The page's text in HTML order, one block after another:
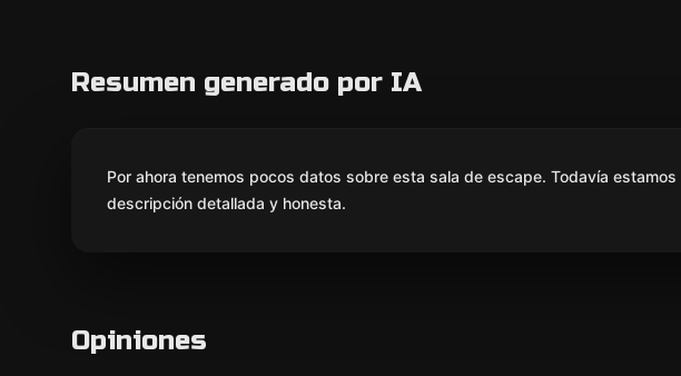
Resumen generado por IA
Por ahora tenemos pocos datos sobre esta sala de escape. Todavía
descripción detallada y honesta.
Opiniones